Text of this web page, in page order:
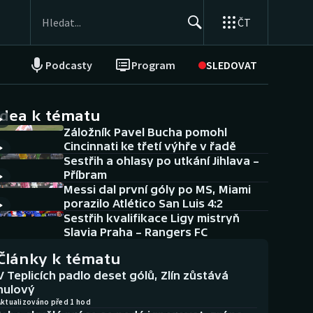
ČT
Podcasty Program SLEDOVAT
NEPŘEHLÉDNĚTE
Historické návraty
Aplikace ČT sport
AZ kvíz
k tématu
Záložník Pavel Bucha pomohl
Cincinnati ke třetí výhře v řadě
Sestřih a ohlasy po utkání Jihlava –
Příbram
Messi dal první góly po MS, Miami
porazilo Atlético San Luis 4:2
Sestřih kvalifikace Ligy mistryň
Slavia Praha – Rangers FC
k tématu
Teplicích padlo deset gólů, Zlín zůstává
před 1 hod